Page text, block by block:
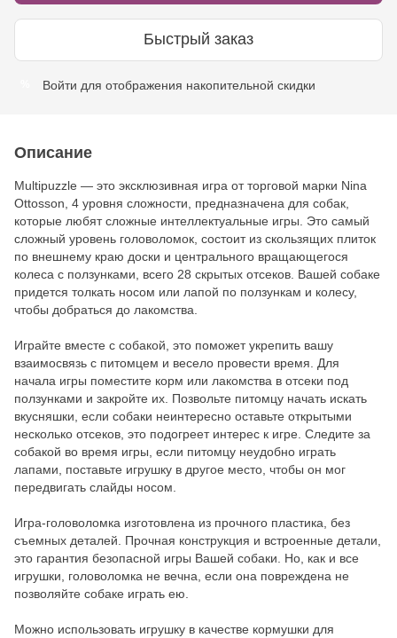
Быстрый заказ
Войти для отображения накопительной скидки
Описание
Multipuzzle — это эксклюзивная игра от торговой марки Nina
Ottosson, 4 уровня сложности, предназначена для собак,
которые любят сложные интеллектуальные игры. Это самый
сложный уровень головоломок, состоит из скользящих плиток
по внешнему краю доски и центрального вращающегося
колеса с ползунками, всего 28 скрытых отсеков. Вашей собаке
придется толкать носом или лапой по ползункам и колесу,
чтобы добраться до лакомства.
Играйте вместе с собакой, это поможет укрепить вашу
взаимосвязь с питомцем и весело провести время. Для
начала игры поместите корм или лакомства в отсеки под
ползунками и закройте их. Позвольте питомцу начать искать
вкусняшки, если собаки неинтересно оставьте открытыми
несколько отсеков, это подогреет интерес к игре. Следите за
собакой во время игры, если питомцу неудобно играть
лапами, поставьте игрушку в другое место, чтобы он мог
передвигать слайды носом.
Игра-головоломка изготовлена из прочного пластика, без
съемных деталей. Прочная конструкция и встроенные детали,
это гарантия безопасной игры Вашей собаки. Но, как и все
игрушки, головоломка не вечна, если она повреждена не
позволяйте собаке играть ею.
Можно использовать игрушку в качестве кормушки для